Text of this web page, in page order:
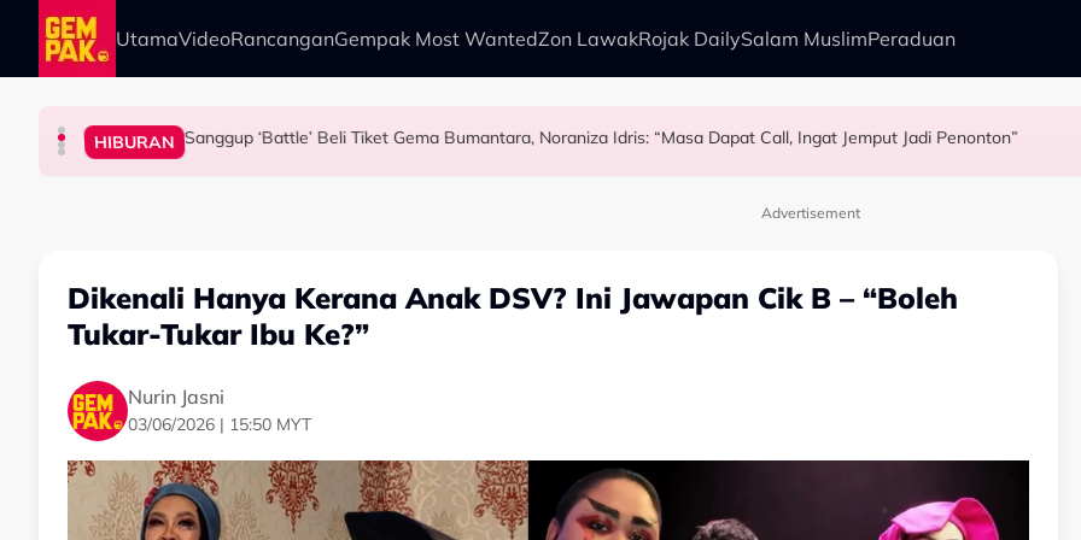
Skip to main content
UtamaVideoRancanganGempak Most WantedZon LawakRojak DailySalam MuslimPeraduan
HIBURAN Bawa Anak Ke Klinik, Syasya Rizal Terkejut Dikenali Doktor
HIBURAN Sanggup ‘Battle’ Beli Tiket Gema Bumantara, Noraniza Idris: “Masa Dapat Call, Ingat Jemput Jadi Penonton”
HIBURAN "Adakalanya Penat, Lelah & Putus Asa” - Fasha Sandha Terharu Lakonan Dalam ‘Kasih Yang Terkorban’ Raih Pujian
HIBURAN “Hidup Adalah Kitaran, Awak Buat Jahat…” - Uyaina Arshad
Advertisement
Dikenali Hanya Kerana Anak DSV? Ini Jawapan Cik B – “Boleh
Tukar-Tukar Ibu Ke?”
Nurin Jasni
03/06/2026 | 15:50 MYT